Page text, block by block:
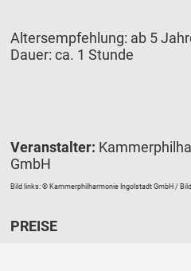
Altersempfehlung: ab 5
Dauer: ca. 1 Stunde
Veranstalter:
GmbH
Bild links: © Kammerphilharmonie Ingolstadt GmbH /
PREISE